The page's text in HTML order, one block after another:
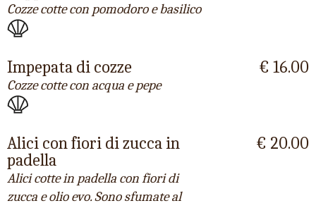
Cozze cotte con pomodoro e basilico
Impepata di cozze
Cozze cotte con acqua e pepe
€ 16.00
Alici con fiori di zucca in
padella
Alici cotte in padella con fiori di
zucca e olio evo. Sono sfumate al
€ 20.00